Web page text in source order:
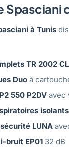
Spasciani
à Tunis
TR 2002
Duo à
550 P2DV avec
isolants
LUNA
bruit EP01 32 dB